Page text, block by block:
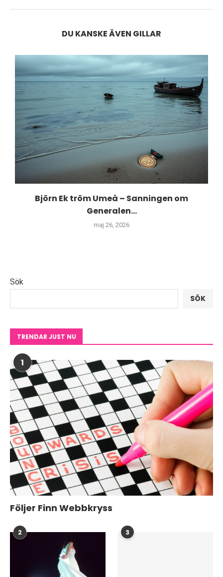
DU KANSKE ÄVEN GILLAR
Björn Ek tröm Umeå – Sanningen om
Generalen...
maj 26, 2026
Sök
SÖK
TRENDAR JUST NU
1
Följer Finn Webbkryss
2 3